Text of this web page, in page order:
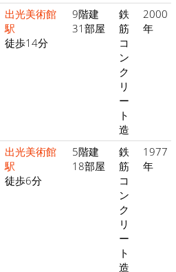
出光美術館
駅
徒歩14分
9階建
31部屋
鉄
筋
コ
ン
ク
リ
ー
ト
造
2000
年
出光美術館
駅
徒歩6分
5階建
18部屋
鉄
筋
コ
ン
ク
リ
ー
ト
造
1977
年